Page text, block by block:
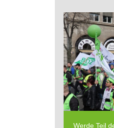
Werde Teil